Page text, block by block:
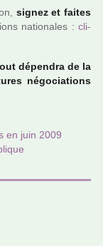
signez et faites
natio­na­les :cli­
dépen­dra de la
négo­cia­tions
en juin 2009